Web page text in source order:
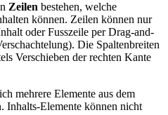
Zeilen bestehen, welche
können. Zeilen können nur
oder Fusszeile per Drag-and-
Die Spaltenbreiten
Verschieben der rechten Kante
mehrere Elemente aus dem
Inhalts-Elemente können nicht